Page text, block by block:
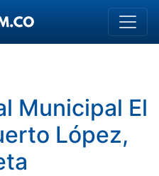
Municipal El
López,